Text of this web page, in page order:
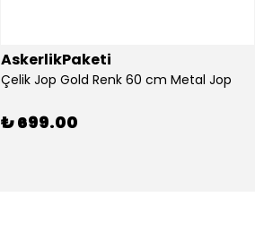
AskerlikPaketi
Çelik Jop Gold Renk 60 cm Metal Jop
₺ 699.00